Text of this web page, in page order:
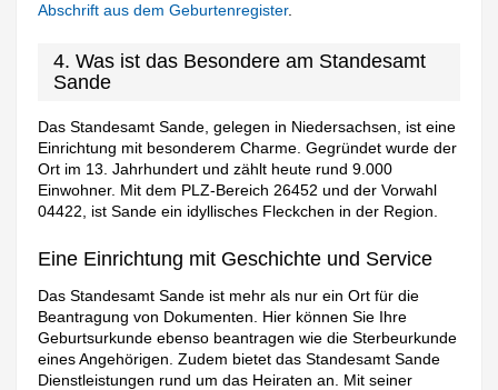
Abschrift aus dem Geburtenregister.
4. Was ist das Besondere am Standesamt
Sande
Das Standesamt Sande, gelegen in Niedersachsen, ist eine
Einrichtung mit besonderem Charme. Gegründet wurde der
Ort im 13. Jahrhundert und zählt heute rund 9.000
Einwohner. Mit dem PLZ-Bereich 26452 und der Vorwahl
04422, ist Sande ein idyllisches Fleckchen in der Region.
Eine Einrichtung mit Geschichte und Service
Das Standesamt Sande ist mehr als nur ein Ort für die
Beantragung von Dokumenten. Hier können Sie Ihre
Geburtsurkunde ebenso beantragen wie die Sterbeurkunde
eines Angehörigen. Zudem bietet das Standesamt Sande
Dienstleistungen rund um das Heiraten an. Mit seiner